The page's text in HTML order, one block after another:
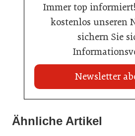
Immer top
kostenlos unseren
sichern Sie
Newsletter
Ähnliche Artikel
War die Fußball-WM 2026 für Ihren
21. Juli 2026
Stipendium für Nachwuchstalent in